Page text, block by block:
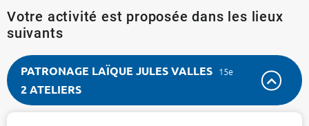
Votre activité est proposée dans les lieux
suivants
PATRONAGE LAÏQUE JULES VALLES 15e
2 ATELIERS